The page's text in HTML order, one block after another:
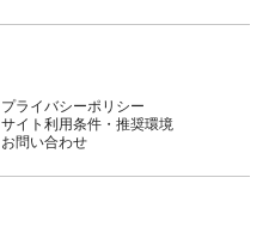
プライバシーポリシー
サイト利用条件・推奨環境
お問い合わせ